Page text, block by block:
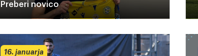
Preberi novico
16. januarja